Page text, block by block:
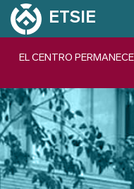
Pasar
ETSIE
Navegación
EL CENTRO